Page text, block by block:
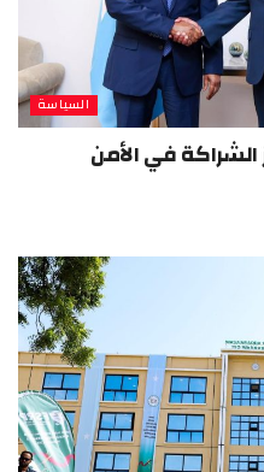
السياسة
الشراكة في الأمن